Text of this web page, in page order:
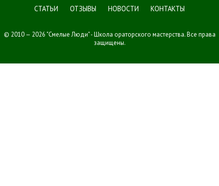
СТАТЬИ
ОТЗЫВЫ НОВОСТИ КОНТАКТЫ
© 2010 — 2026 "Смелые Люди" - Школа ораторского мастерства. Все права
защищены.